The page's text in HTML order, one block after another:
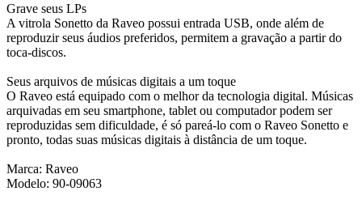
Grave seus LPs
A vitrola Sonetto da Raveo possui entrada USB, onde além de
reproduzir seus áudios preferidos, permitem a gravação a partir do
toca-discos.
Seus arquivos de músicas digitais a um toque
O Raveo está equipado com o melhor da tecnologia digital. Músicas
arquivadas em seu smartphone, tablet ou computador podem ser
reproduzidas sem dificuldade, é só pareá-lo com o Raveo Sonetto e
pronto, todas suas músicas digitais à distância de um toque.
Marca: Raveo
Modelo: 90-09063